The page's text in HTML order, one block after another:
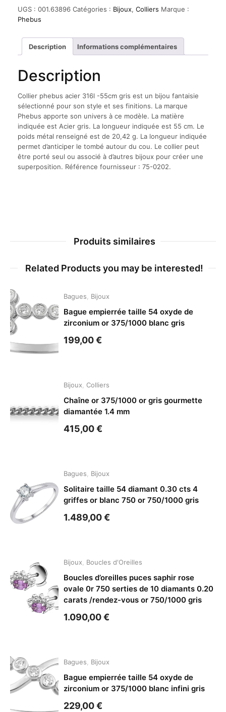
UGS : 001.63896 Catégories : Bijoux, Colliers Marque :
Phebus
Description Informations complémentaires
Description
Collier phebus acier 316l -55cm gris est un bijou fantaisie
sélectionné pour son style et ses finitions. La marque
Phebus apporte son univers à ce modèle. La matière
indiquée est Acier gris. La longueur indiquée est 55 cm. Le
poids métal renseigné est de 20,42 g. La longueur indiquée
permet d’anticiper le tombé autour du cou. Le collier peut
être porté seul ou associé à d’autres bijoux pour créer une
superposition. Référence fournisseur : 75-0202.
Produits similaires
Related Products you may be interested!
Bagues Bijoux
Bague empierrée taille 54 oxyde de
zirconium or 375/1000 blanc gris
199,00€
Bijoux Colliers
Chaîne or 375/1000 or gris gourmette
diamantée 1.4 mm
415,00€
Bagues Bijoux
Solitaire taille 54 diamant 0.30 cts 4
griffes or blanc 750 or 750/1000 gris
1.489,00€
Bijoux Boucles d'Oreilles
Boucles d’oreilles puces saphir rose
ovale 0r 750 serties de 10 diamants 0.20
carats /rendez-vous or 750/1000 gris
1.090,00€
Bagues Bijoux
Bague empierrée taille 54 oxyde de
zirconium or 375/1000 blanc infini gris
229,00€